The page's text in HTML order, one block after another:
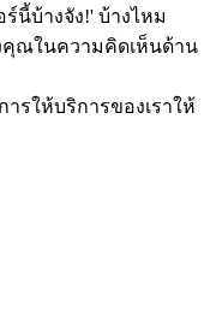
นี้บ้างจัง!' บ้างไหม
คุณในความคิดเห็นด้าน
รให้บริการของเราให้